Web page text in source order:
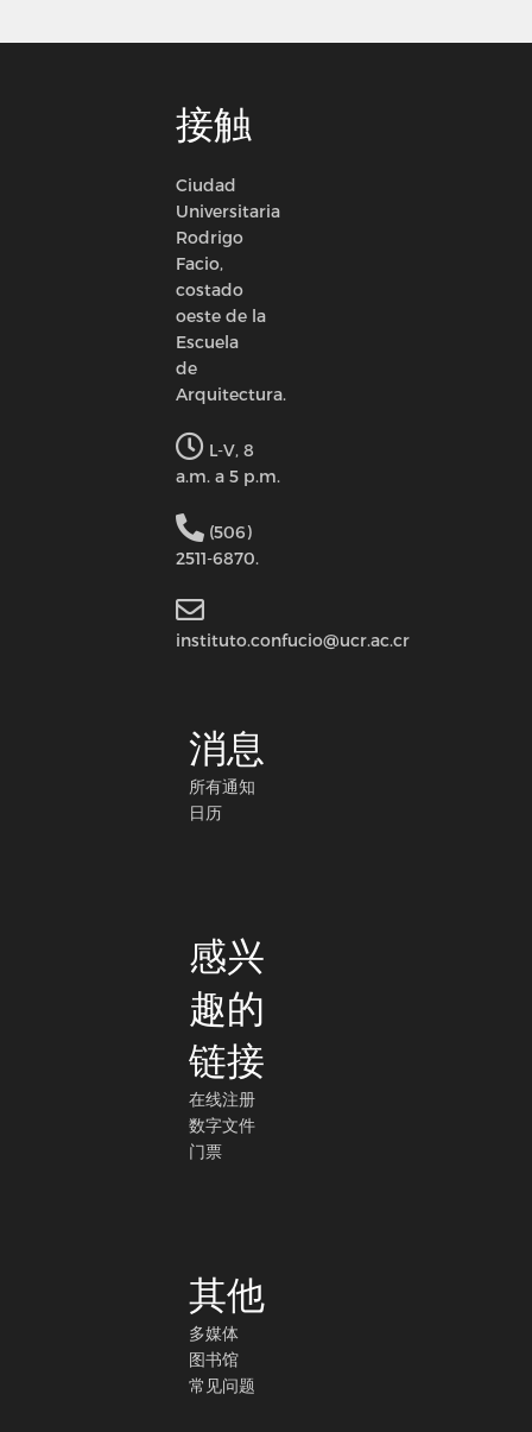
接触
Ciudad
Universitaria
Rodrigo
Facio,
costado
oeste de la
Escuela
de
Arquitectura.
L-V, 8
a.m. a 5 p.m.
(506)
2511-6870.
instituto.confucio@ucr.ac.cr
消息
所有通知
日历
感兴
趣的
链接
在线注册
数字文件
门票
其他
多媒体
图书馆
常见问题